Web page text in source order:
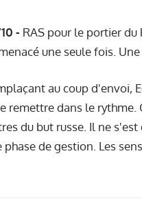
- RAS pour le portier
une seule fois.
au coup d'envoi,
remettre dans le rythme.
du but russe. Il ne
de gestion. Les